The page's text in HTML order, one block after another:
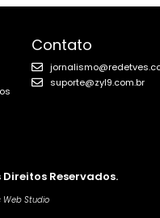
Contato
suporte@zyl9.com.br
Direitos Reservados.
Web Studio